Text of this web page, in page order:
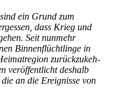
ein Grund zum
dass Krieg und
Seit nunmehr
Bin­nen­flücht­linge in
zurück­zu­keh­
ver­öf­fent­licht deshalb
an die Ereig­nisse von